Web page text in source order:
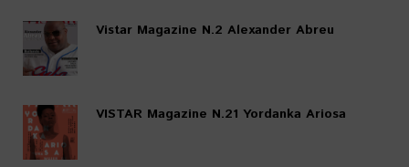
Vistar Magazine N.2 Alexander Abreu
VISTAR Magazine N.21 Yordanka Ariosa